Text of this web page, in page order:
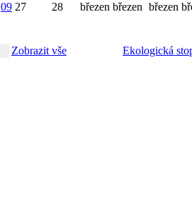
09 27 28 březen březen březen
Zobrazit vše Ekologická